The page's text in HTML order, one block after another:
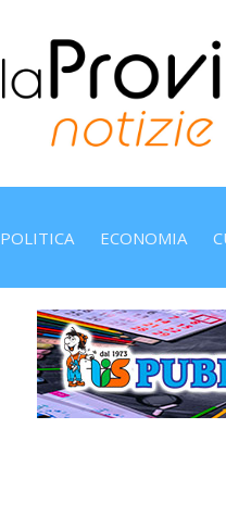
POLITICA ECONOMIA